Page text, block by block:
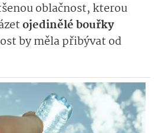
oblačnost, kterou
ojedinělé bouřky
by měla přibývat od